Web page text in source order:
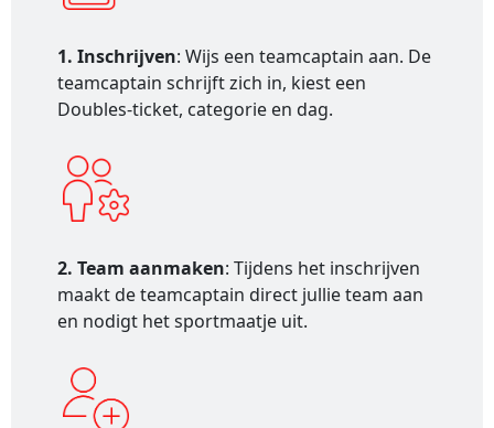
1. Inschrijven: Wijs een teamcaptain aan. De
teamcaptain schrijft zich in, kiest een
Doubles-ticket, categorie en dag.
2. Team aanmaken: Tijdens het inschrijven
maakt de teamcaptain direct jullie team aan
en nodigt het sportmaatje uit.